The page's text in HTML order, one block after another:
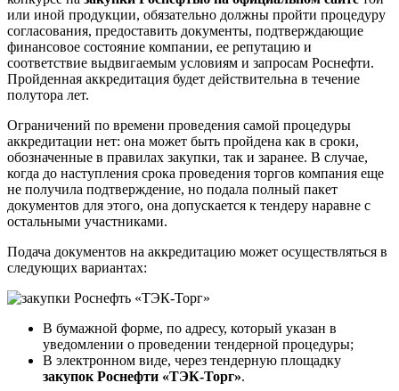
или иной продукции, обязательно должны пройти процедуру
согласования, предоставить документы, подтверждающие
финансовое состояние компании, ее репутацию и
соответствие выдвигаемым условиям и запросам Роснефти.
Пройденная аккредитация будет действительна в течение
полутора лет.
Ограничений по времени проведения самой процедуры
аккредитации нет: она может быть пройдена как в сроки,
обозначенные в правилах закупки, так и заранее. В случае,
когда до наступления срока проведения торгов компания еще
не получила подтверждение, но подала полный пакет
документов для этого, она допускается к тендеру наравне с
остальными участниками.
Подача документов на аккредитацию может осуществляться в
следующих вариантах:
В бумажной форме, по адресу, который указан в
уведомлении о проведении тендерной процедуры;
В электронном виде, через тендерную площадку
закупок Роснефти «ТЭК-Торг».